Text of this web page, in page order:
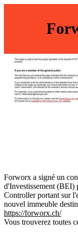
Forworx a signé un
d'Investissement (BEI)
Controller portant sur
nouvel immeuble
https://forworx.ch/
Vous trouverez toutes